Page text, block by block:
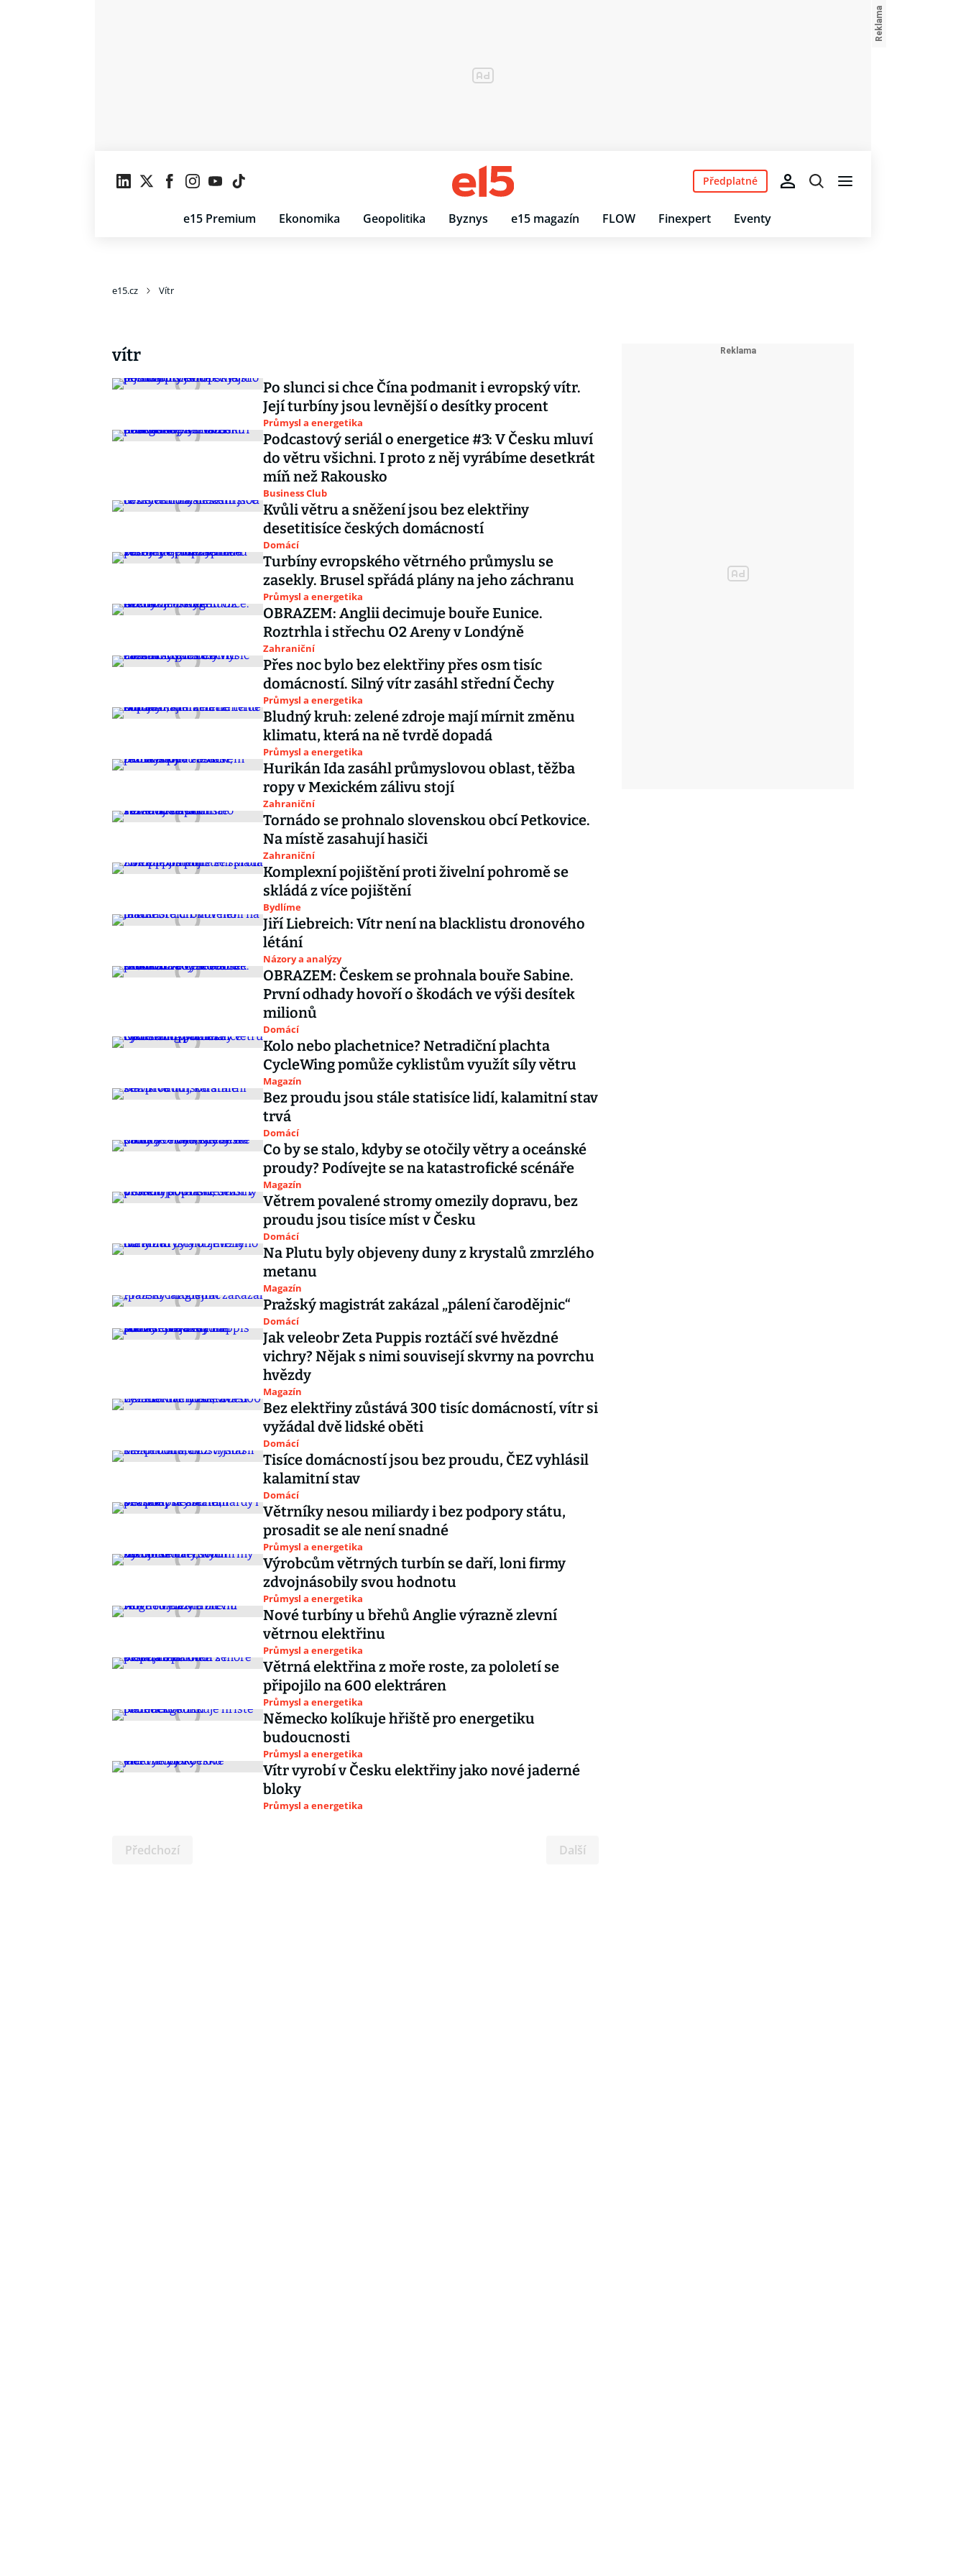
e15 Premium Ekonomika Geopolitika Byznys e15 magazín FLOW Finexpert Eventy
Předplatné
e15.cz Vítr
vítr
Po slunci si chce Čína podmanit i evropský vítr.
Její turbíny jsou levnější o desítky procent
Průmysl a energetika
Podcastový seriál o energetice #3: V Česku mluví
do větru všichni. I proto z něj vyrábíme desetkrát
míň než Rakousko
Business Club
Kvůli větru a sněžení jsou bez elektřiny
desetitisíce českých domácností
Domácí
Turbíny evropského větrného průmyslu se
zasekly. Brusel spřádá plány na jeho záchranu
Průmysl a energetika
OBRAZEM: Anglii decimuje bouře Eunice.
Roztrhla i střechu O2 Areny v Londýně
Zahraniční
Přes noc bylo bez elektřiny přes osm tisíc
domácností. Silný vítr zasáhl střední Čechy
Průmysl a energetika
Bludný kruh: zelené zdroje mají mírnit změnu
klimatu, která na ně tvrdě dopadá
Průmysl a energetika
Hurikán Ida zasáhl průmyslovou oblast, těžba
ropy v Mexickém zálivu stojí
Zahraniční
Tornádo se prohnalo slovenskou obcí Petkovice.
Na místě zasahují hasiči
Zahraniční
Komplexní pojištění proti živelní pohromě se
skládá z více pojištění
Bydlíme
Jiří Liebreich: Vítr není na blacklistu dronového
létání
Názory a analýzy
OBRAZEM: Českem se prohnala bouře Sabine.
První odhady hovoří o škodách ve výši desítek
milionů
Domácí
Kolo nebo plachetnice? Netradiční plachta
CycleWing pomůže cyklistům využít síly větru
Magazín
Bez proudu jsou stále statisíce lidí, kalamitní stav
trvá
Domácí
Co by se stalo, kdyby se otočily větry a oceánské
proudy? Podívejte se na katastrofické scénáře
Magazín
Větrem povalené stromy omezily dopravu, bez
proudu jsou tisíce míst v Česku
Domácí
Na Plutu byly objeveny duny z krystalů zmrzlého
metanu
Magazín
Pražský magistrát zakázal „pálení čarodějnic“
Domácí
Jak veleobr Zeta Puppis roztáčí své hvězdné
vichry? Nějak s nimi souvisejí skvrny na povrchu
hvězdy
Magazín
Bez elektřiny zůstává 300 tisíc domácností, vítr si
vyžádal dvě lidské oběti
Domácí
Tisíce domácností jsou bez proudu, ČEZ vyhlásil
kalamitní stav
Domácí
Větrníky nesou miliardy i bez podpory státu,
prosadit se ale není snadné
Průmysl a energetika
Výrobcům větrných turbín se daří, loni firmy
zdvojnásobily svou hodnotu
Průmysl a energetika
Nové turbíny u břehů Anglie výrazně zlevní
větrnou elektřinu
Průmysl a energetika
Větrná elektřina z moře roste, za pololetí se
připojilo na 600 elektráren
Průmysl a energetika
Německo kolíkuje hřiště pro energetiku
budoucnosti
Průmysl a energetika
Vítr vyrobí v Česku elektřiny jako nové jaderné
bloky
Průmysl a energetika
Předchozí Další